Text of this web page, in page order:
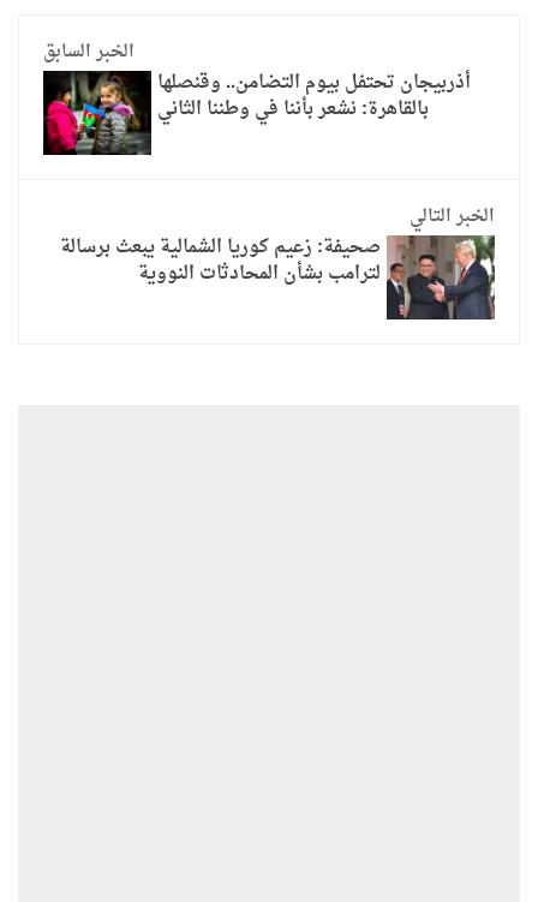
الخبر السابق
أذربيجان تحتفل بيوم التضامن.. وقنصلها
بالقاهرة: نشعر بأننا في وطننا الثاني
الخبر التالي
صحيفة: زعيم كوريا الشمالية يبعث برسالة
لترامب بشأن المحادثات النووية